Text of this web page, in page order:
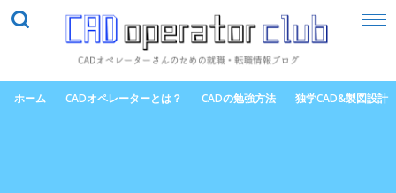
ホーム CADオペレーターとは？ CADの勉強方法 独学CAD&製図設計